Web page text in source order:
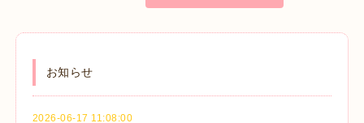
お知らせ
2026-06-17 11:08:00